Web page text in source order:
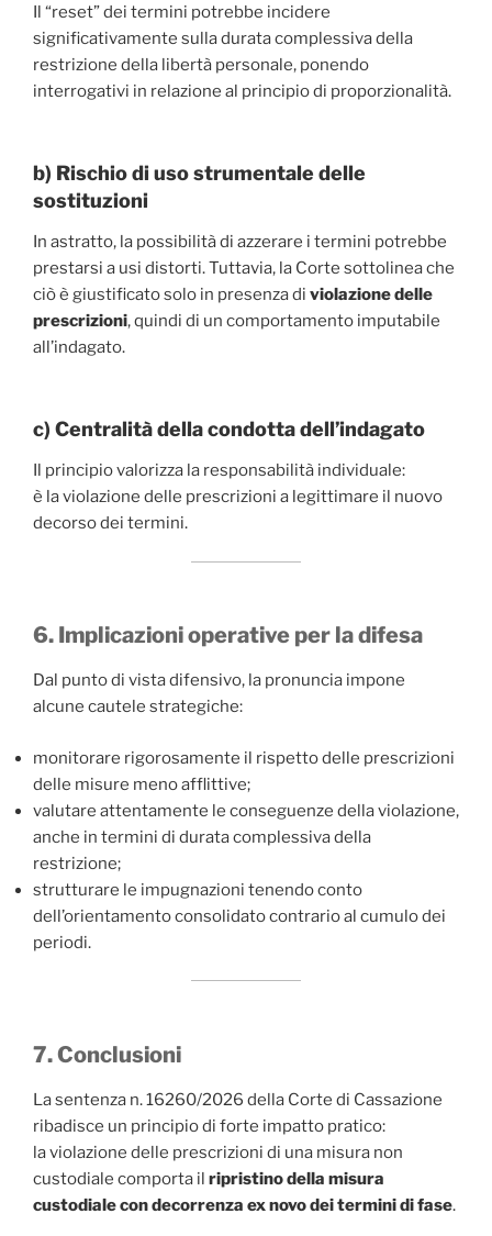
Il “reset” dei termini potrebbe incidere
significativamente sulla durata complessiva della
restrizione della libertà personale, ponendo
interrogativi in relazione al principio di proporzionalità.
b) Rischio di uso strumentale delle
sostituzioni
In astratto, la possibilità di azzerare i termini potrebbe
prestarsi a usi distorti. Tuttavia, la Corte sottolinea che
ciò è giustificato solo in presenza di violazione delle
prescrizioni, quindi di un comportamento imputabile
all’indagato.
c) Centralità della condotta dell’indagato
Il principio valorizza la responsabilità individuale:
è la violazione delle prescrizioni a legittimare il nuovo
decorso dei termini.
6. Implicazioni operative per la difesa
Dal punto di vista difensivo, la pronuncia impone
alcune cautele strategiche:
monitorare rigorosamente il rispetto delle prescrizioni
delle misure meno afflittive;
valutare attentamente le conseguenze della violazione,
anche in termini di durata complessiva della
restrizione;
strutturare le impugnazioni tenendo conto
dell’orientamento consolidato contrario al cumulo dei
periodi.
7. Conclusioni
La sentenza n. 16260/2026 della Corte di Cassazione
ribadisce un principio di forte impatto pratico:
la violazione delle prescrizioni di una misura non
custodiale comporta il ripristino della misura
custodiale con decorrenza ex novo dei termini di fase.